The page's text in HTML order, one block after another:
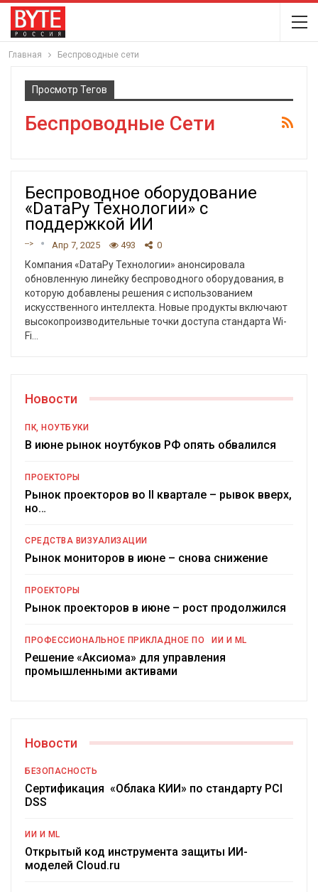
Главная Беспроводные сети
Просмотр Тегов
Беспроводные Сети
Беспроводное оборудование
«DатаРу Технологии» с
поддержкой ИИ
--> Апр 7, 2025 493 0
Компания «DатаРу Технологии» анонсировала
обновленную линейку беспроводного оборудования, в
которую добавлены решения с использованием
искусственного интеллекта. Новые продукты включают
высокопроизводительные точки доступа стандарта Wi-
Fi
Новости
ПК, НОУТБУКИ
В июне рынок ноутбуков РФ опять обвалился
ПРОЕКТОРЫ
Рынок проекторов во II квартале – рывок вверх,
но…
СРЕДСТВА ВИЗУАЛИЗАЦИИ
Рынок мониторов в июне – снова снижение
ПРОЕКТОРЫ
Рынок проекторов в июне – рост продолжился
ПРОФЕССИОНАЛЬНОЕ ПРИКЛАДНОЕ ПО ИИ И ML
Решение «Аксиома» для управления
промышленными активами
Новости
БЕЗОПАСНОСТЬ
Сертификация «Облака КИИ» по стандарту PCI
DSS
ИИ И ML
Открытый код инструмента защиты ИИ-
моделей Cloud.ru